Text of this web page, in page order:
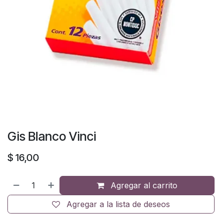
Gis Blanco Vinci
$ 16,00
Agregar al carrito
Agregar a la lista de deseos